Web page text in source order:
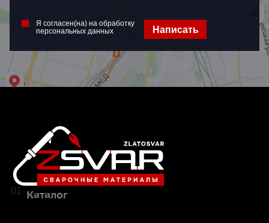
Я согласен(на) на обработку
персональных данных
Написать
01 Каталог